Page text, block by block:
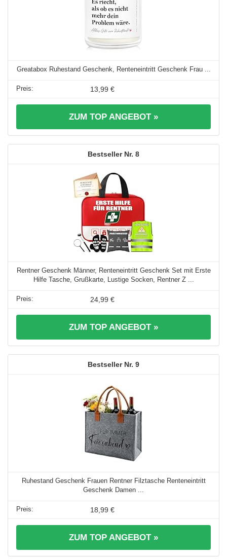
Greatabox Ruhestand Geschenk, Renteneintritt Geschenk Frau ...
13,99 €
ZUM TOP ANGEBOT »
8
Rentner Geschenk Männer, Renteneintritt Geschenk Set mit Erste
Hilfe Tasche, Grußkarte, Lustige Socken, Rentner Z ...
24,99 €
ZUM TOP ANGEBOT »
9
Ruhestand Geschenk Frauen Rentner Filztasche Renteneintritt
Geschenk Damen ...
18,99 €
ZUM TOP ANGEBOT »